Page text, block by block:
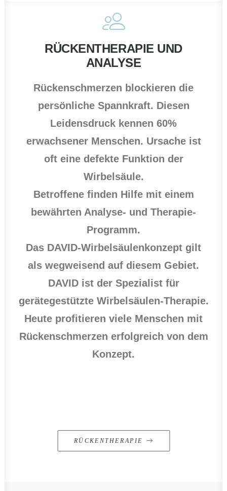
RÜCKENTHERAPIE UND
ANALYSE
Rückenschmerzen blockieren die
persönliche Spannkraft. Diesen
Leidensdruck kennen 60%
erwachsener Menschen. Ursache ist
oft eine defekte Funktion der
Wirbelsäule.
Betroffene finden Hilfe mit einem
bewährten Analyse- und Therapie-
Programm.
Das DAVID-Wirbelsäulenkonzept gilt
als wegweisend auf diesem Gebiet.
DAVID ist der Spezialist für
gerätegestützte Wirbelsäulen-Therapie.
Heute profitieren viele Menschen mit
Rückenschmerzen erfolgreich von dem
Konzept.
RÜCKENTHERAPIE